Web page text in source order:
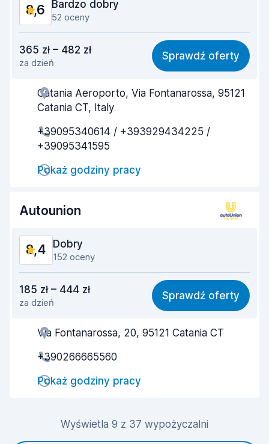
8,6 Bardzo dobry
52 oceny
8,0
Łatwość znalezienia 8,2
Pomocność przedstawiciela 8,6
Szybkość zwrotu
Czystość samochodu
365 zł – 482 zł
za dzień
Sprawdź oferty
Catania Aeroporto, Via Fontanarossa, 95121
Catania CT, Italy
+39095340614 / +393929434225 /
+39095341595
Pokaż godziny pracy
Autounion
8,4 Dobry
152 oceny
7,7
Łatwość znalezienia 7,7
Pomocność przedstawiciela
Szybkość odbioru
Szybkość zwrotu
Stan samochodu 8,7
185 zł – 444 zł
za dzień
Sprawdź oferty
Via Fontanarossa, 20, 95121 Catania CT
+390266665560
Pokaż godziny pracy
Wyświetla 9 z 37 wypożyczalni